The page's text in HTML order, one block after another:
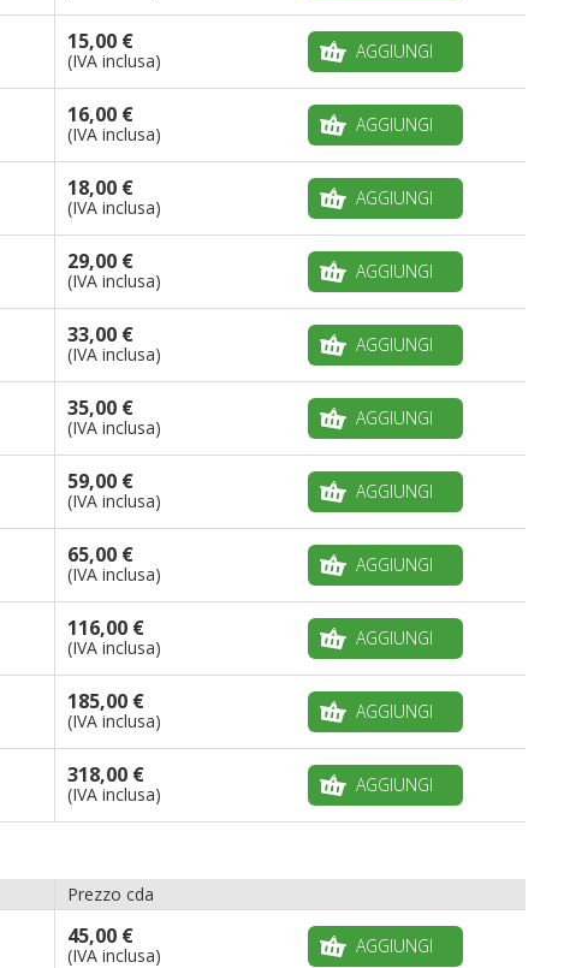
15,00 €
(IVA inclusa) AGGIUNGI
16,00 €
(IVA inclusa) AGGIUNGI
18,00 €
(IVA inclusa) AGGIUNGI
29,00 €
(IVA inclusa) AGGIUNGI
33,00 €
(IVA inclusa) AGGIUNGI
35,00 €
(IVA inclusa) AGGIUNGI
59,00 €
(IVA inclusa) AGGIUNGI
65,00 €
(IVA inclusa) AGGIUNGI
116,00 €
(IVA inclusa) AGGIUNGI
185,00 €
(IVA inclusa) AGGIUNGI
318,00 €
(IVA inclusa) AGGIUNGI
Prezzo cda
45,00 €
(IVA inclusa) AGGIUNGI